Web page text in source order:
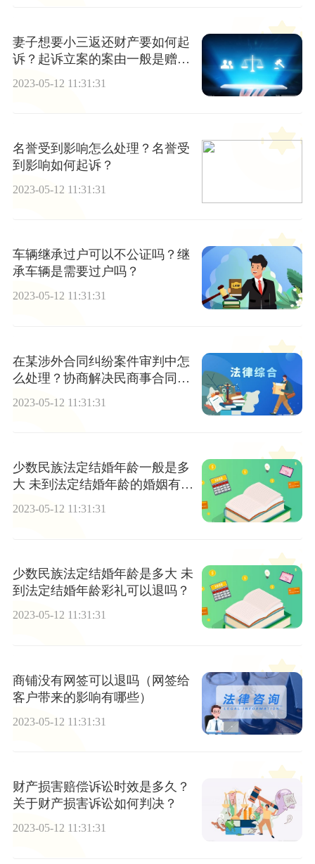
妻子想要小三返还财产要如何起
诉？起诉立案的案由一般是赠与
2023-05-12 11:31:31
名誉受到影响怎么处理？名誉受
到影响如何起诉？
2023-05-12 11:31:31
车辆继承过户可以不公证吗？继
承车辆是需要过户吗？
2023-05-12 11:31:31
在某涉外合同纠纷案件审判中怎
么处理？协商解决民商事合同纠
2023-05-12 11:31:31
少数民族法定结婚年龄一般是多
大 未到法定结婚年龄的婚姻有效
吗？
2023-05-12 11:31:31
少数民族法定结婚年龄是多大 未
到法定结婚年龄彩礼可以退吗？
2023-05-12 11:31:31
商铺没有网签可以退吗（网签给
客户带来的影响有哪些）
2023-05-12 11:31:31
财产损害赔偿诉讼时效是多久？
关于财产损害诉讼如何判决？
2023-05-12 11:31:31